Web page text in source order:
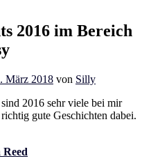
2016 im Bereich
März 2018 von Silly
2016 sehr viele bei mir
gute Geschichten dabei.